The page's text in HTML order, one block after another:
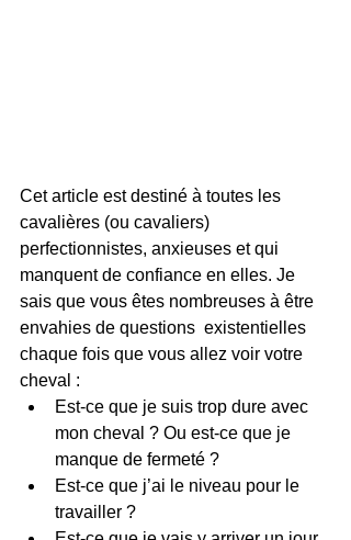
Cet article est destiné à toutes les
cavalières (ou cavaliers)
perfectionnistes, anxieuses et qui
manquent de confiance en elles. Je
sais que vous êtes nombreuses à être
envahies de questions  existentielles
chaque fois que vous allez voir votre
cheval :
Est-ce que je suis trop dure avec
mon cheval ? Ou est-ce que je
manque de fermeté ?
Est-ce que j’ai le niveau pour le
travailler ?